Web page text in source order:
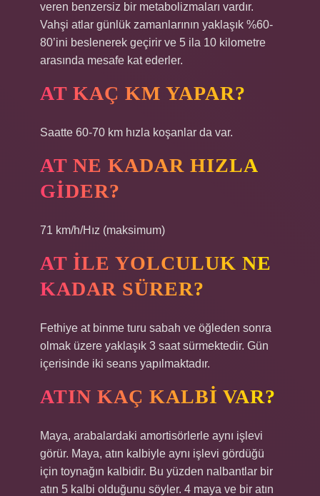
veren benzersiz bir metabolizmaları vardır.
Vahşi atlar günlük zamanlarının yaklaşık %60-
80’ini beslenerek geçirir ve 5 ila 10 kilometre
arasında mesafe kat ederler.
AT KAÇ KM YAPAR?
Saatte 60-70 km hızla koşanlar da var.
AT NE KADAR HIZLA
GIDER?
71 km/h/Hız (maksimum)
AT ILE YOLCULUK NE
KADAR SÜRER?
Fethiye at binme turu sabah ve öğleden sonra
olmak üzere yaklaşık 3 saat sürmektedir. Gün
içerisinde iki seans yapılmaktadır.
ATIN KAÇ KALBI VAR?
Maya, arabalardaki amortisörlerle aynı işlevi
görür. Maya, atın kalbiyle aynı işlevi gördüğü
için toynağın kalbidir. Bu yüzden nalbantlar bir
atın 5 kalbi olduğunu söyler. 4 maya ve bir atın